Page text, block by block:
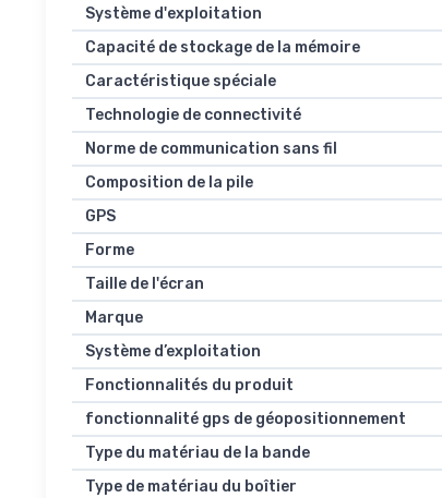
Système d'exploitation
Capacité de stockage de la mémoire
Caractéristique spéciale
Technologie de connectivité
Norme de communication sans fil
Composition de la pile
GPS
Forme
Taille de l'écran
Marque
Système d’exploitation
Fonctionnalités du produit
fonctionnalité gps de géopositionnement
Type du matériau de la bande
Type de matériau du boîtier